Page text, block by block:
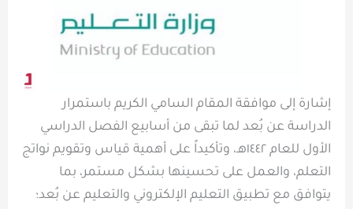
إشارة إلى موافقة المقام السامي الكريم باستمرار
الدراسة عن بُعد لما تبقى من أسابيع الفصل الدراسي
الأول للعام ١٤٤٢هـ، وتأكيداً على أهمية قياس وتقويم نواتج
التعلم، والعمل على تحسينها بشكل مستمر، بما
يتوافق مع تطبيق التعليم الإلكتروني والتعليم عن بُعد؛